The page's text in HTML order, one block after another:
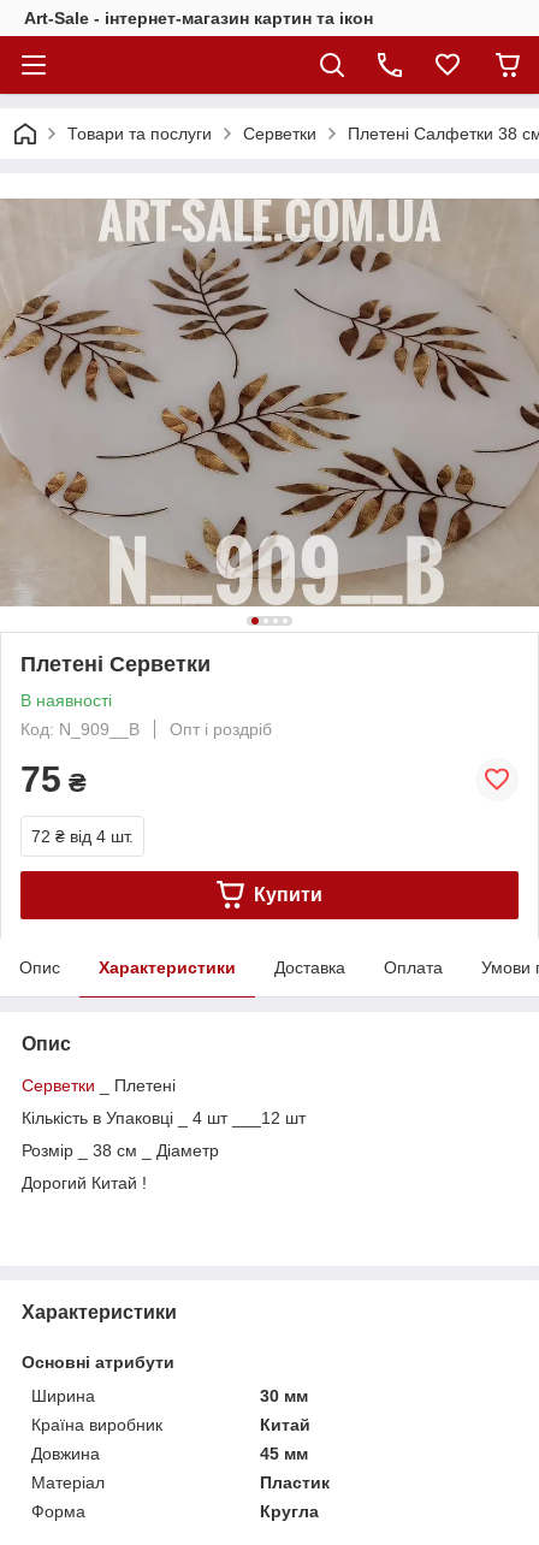
Art-Sale - інтернет-магазин картин та ікон
Товари та послуги Серветки Плетені Салфетки 38
Плетені Серветки
В наявності
Код: N_909__B
Опт і роздріб
75 ₴
72 ₴ від 4 шт.
Купити
Опис Характеристики Доставка Оплата Умови
Опис
Серветки _ Плетені
Кількість в Упаковці _ 4 шт ___12 шт
Розмір _ 38 см _ Діаметр
Дорогий Китай !
Характеристики
Основні атрибути
Ширина
30 мм
Країна виробник
Китай
Довжина
45 мм
Матеріал
Пластик
Форма
Кругла